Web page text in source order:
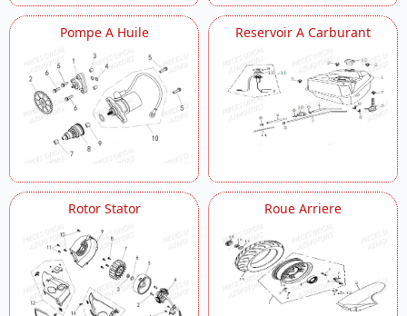
Pompe A Huile Reservoir A Carburant
Rotor Stator Roue Arriere